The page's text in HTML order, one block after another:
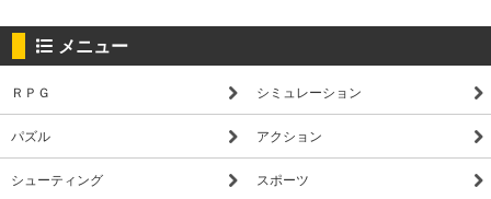
メニュー
ＲＰＧ シミュレーション
パズル アクション
シューティング スポーツ